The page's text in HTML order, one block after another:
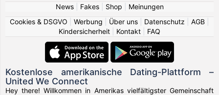
News| Fakes| Shop
Meinungen
Cookies & DSGVO
Werbung Über uns Datenschutz AGB
Kindersicherheit
Kontakt FAQ
Kostenlose amerikanische Dating-Plattform –
United We Connect
Hey there! Willkommen in Amerikas vielfältigster Gemeinschaft